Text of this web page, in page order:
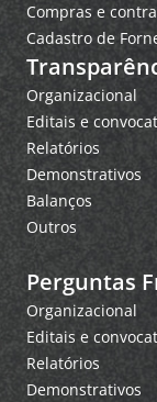
Compras e
Cadastro de
Organizacional
Editais e
Relatórios
Demonstrativos
Balanços
Outros
Perguntas
Organizacional
Editais e
Relatórios
Demonstrativos